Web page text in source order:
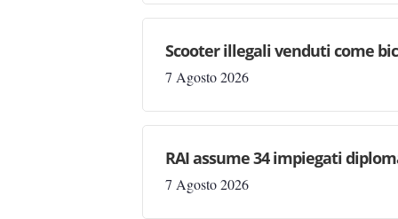
Scooter illegali venduti come
7 Agosto 2026
RAI assume 34 impiegati
7 Agosto 2026